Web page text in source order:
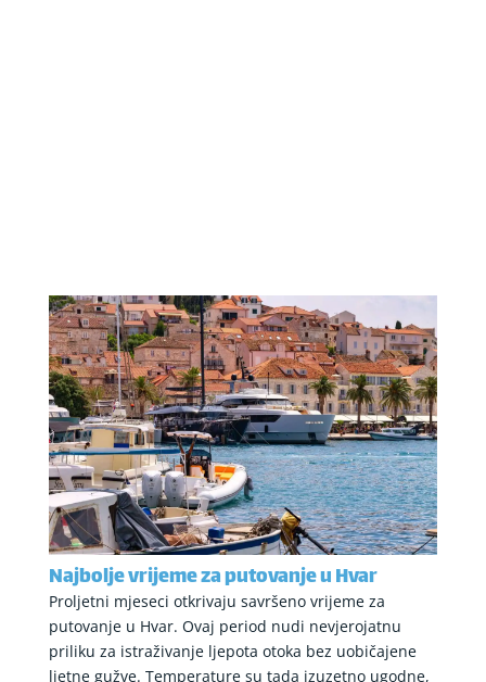
Najbolje vrijeme za putovanje u Hvar
Proljetni mjeseci otkrivaju savršeno vrijeme za
putovanje u Hvar. Ovaj period nudi nevjerojatnu
priliku za istraživanje ljepota otoka bez uobičajene
ljetne gužve. Temperature su tada izuzetno ugodne,